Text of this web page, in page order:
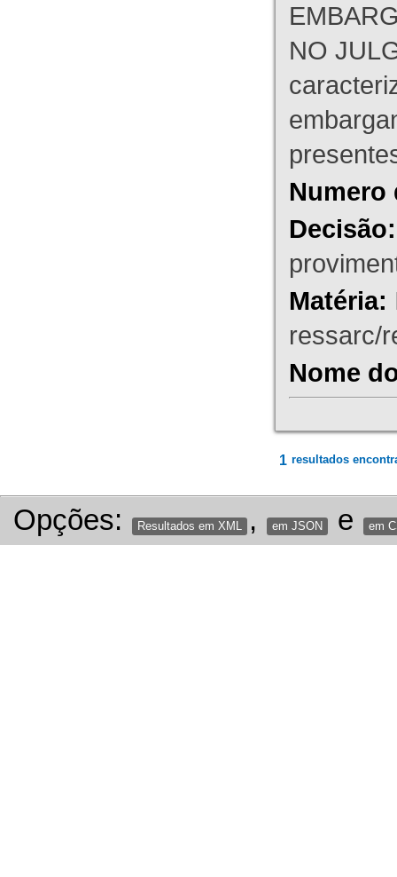
NO
Numero
Decisão:
Matéria:
ressarc/
Nome
1 resultados
Opções: Resultados em XML , em JSON e em